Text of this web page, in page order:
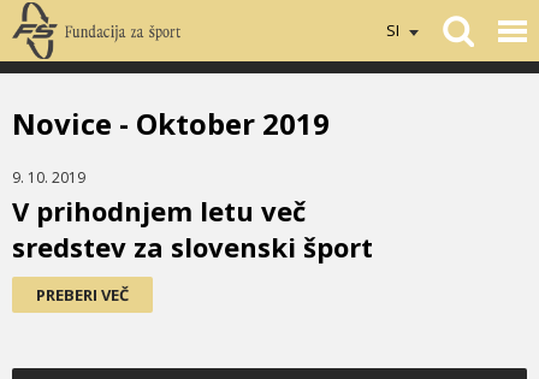
SI
Novice - Oktober 2019
9. 10. 2019
V prihodnjem letu več
sredstev za slovenski šport
PREBERI VEČ